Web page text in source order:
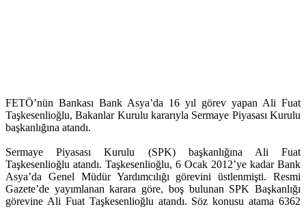
FETÖ’nün Bankası Bank Asya’da 16 yıl görev yapan Ali Fuat
Taşkesenlioğlu, Bakanlar Kurulu kararıyla Sermaye Piyasası Kurulu
başkanlığına atandı.
Sermaye Piyasası Kurulu (SPK) başkanlığına Ali Fuat
Taşkesenlioğlu atandı. Taşkesenlioğlu, 6 Ocak 2012’ye kadar Bank
Asya’da Genel Müdür Yardımcılığı görevini üstlenmişti. Resmi
Gazete’de yayımlanan karara göre, boş bulunan SPK Başkanlığı
görevine Ali Fuat Taşkesenlioğlu atandı. Söz konusu atama 6362